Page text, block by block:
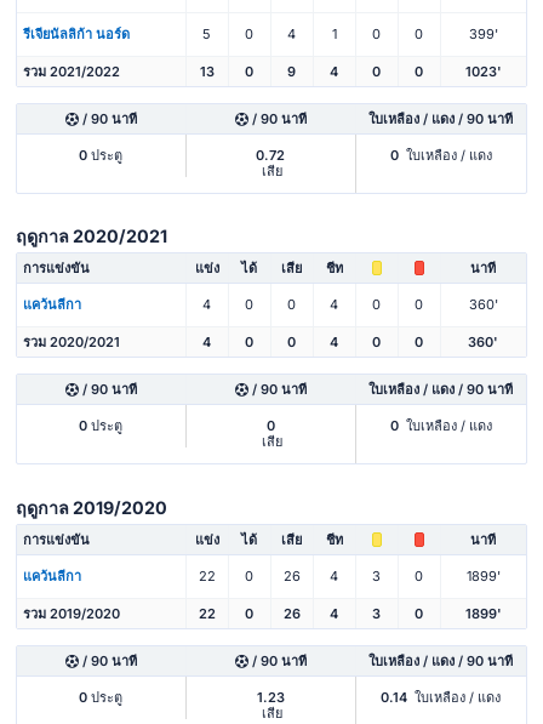
รีเจียนัลลิก้า นอร์ด 5 0 4 1 0 0 399'
รวม 2021/2022 13 0 9 4 0 0 1023'
/ 90 นาที / 90 นาที ใบเหลือง / แดง / 90 นาที
0 ประตู
0.72
เสีย
0 ใบเหลือง / แดง
ฤดูกาล 2020/2021
การแข่งขัน แข่ง ได้ เสีย ชีท นาที
แคว้นลีกา 4 0 0 4 0 0 360'
รวม 2020/2021 4 0 0 4 0 0 360'
/ 90 นาที / 90 นาที ใบเหลือง / แดง / 90 นาที
0 ประตู
0
เสีย
0 ใบเหลือง / แดง
ฤดูกาล 2019/2020
การแข่งขัน แข่ง ได้ เสีย ชีท นาที
แคว้นลีกา 22 0 26 4 3 0 1899'
รวม 2019/2020 22 0 26 4 3 0 1899'
/ 90 นาที / 90 นาที ใบเหลือง / แดง / 90 นาที
0 ประตู
1.23
เสีย
0.14 ใบเหลือง / แดง